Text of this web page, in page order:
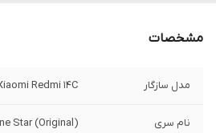
مشخصات
مدل سازگار Redmi 14C
نام سری Star (Original)